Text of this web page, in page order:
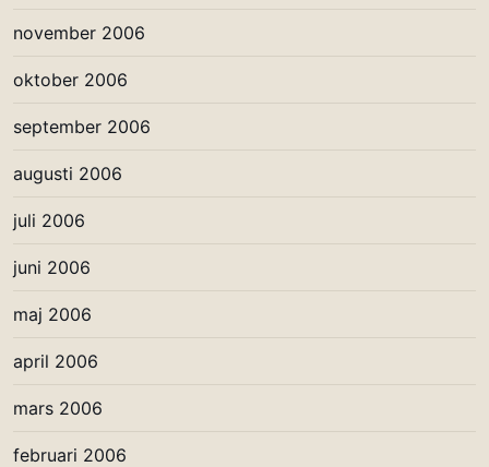
november 2006
oktober 2006
september 2006
augusti 2006
juli 2006
juni 2006
maj 2006
april 2006
mars 2006
februari 2006